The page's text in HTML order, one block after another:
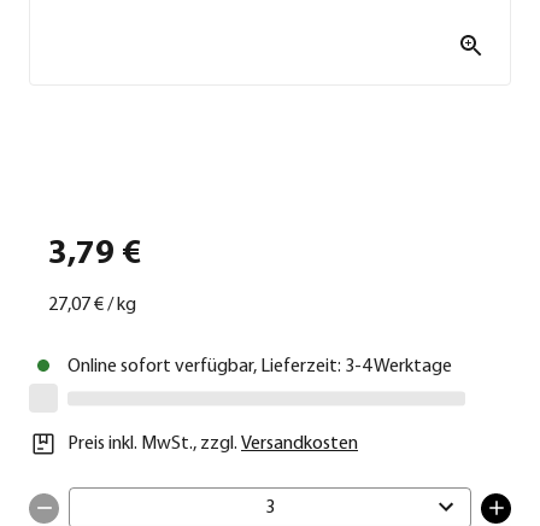
3,79 €
27,07 €/kg
Online sofort verfügbar, Lieferzeit: 3-4 Werktage
Preis inkl. MwSt., zzgl. Versandkosten
3